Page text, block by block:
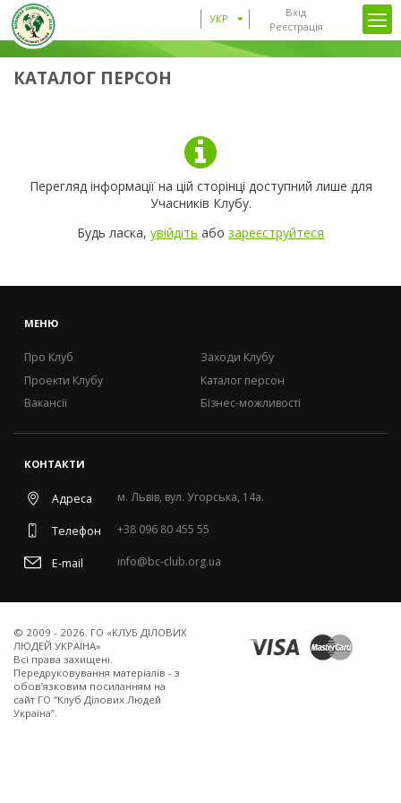
Вхід
Реєстрація
УКР
КАТАЛОГ ПЕРСОН
Перегляд інформації на цій сторінці доступний лише для
Учасників Клубу.
Будь ласка, увійдіть або зареєструйтеся
МЕНЮ
Про Клуб
Проекти Клубу
Вакансії
Заходи Клубу
Каталог персон
Бізнес-можливості
КОНТАКТИ
Адреса м. Львів, вул. Угорська, 14а.
Телефон +38 096 80 455 55
E-mail info@bc-club.org.ua
© 2009 - 2026. ГО «КЛУБ ДІЛОВИХ
ЛЮДЕЙ УКРАЇНА»
Всi права захищенi.
Передруковування матеріалів - з
обов’язковим посиланням на
сайт ГО “Клуб Ділових Людей
Україна”.